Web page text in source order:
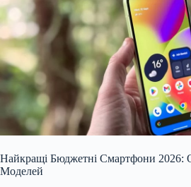
Найкращі Бюджетні Смартфони 2026:
Моделей